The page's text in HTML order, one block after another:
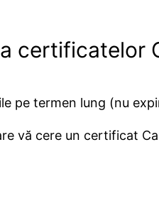
certificatelor
pe termen lung (nu
vă cere un certificat